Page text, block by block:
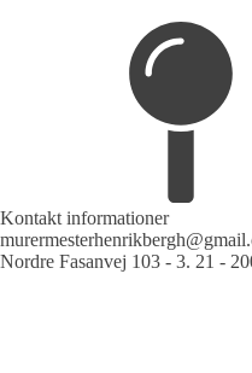
Kontakt informationer
Nordre Fasanvej 103 - 3. 21 -